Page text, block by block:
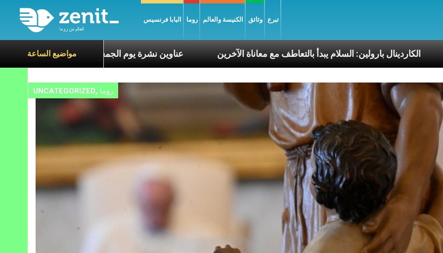
البابا فرنسيس روما الكنيسة والعالم وثائق تبرع
مواضيع الساعة
عناوين نشرة يوم الجمعة 7 آب 2026: السلام يُبنى بصبر يومًا بعد يوم الكاردينال بارولين: السلام يبدأ بالتعاطف مع معاناة الآخرين الرسوليّة
UNCATEGORIZED, روما